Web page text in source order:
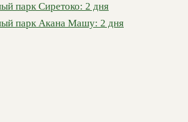
парк Сиретоко: 2 дня
парк Акана Машу: 2 дня